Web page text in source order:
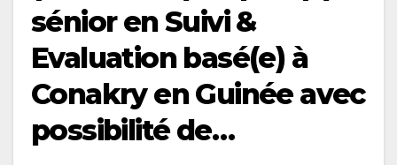
sénior en Suivi &
Evaluation basé(e) à
Conakry en Guinée avec
possibilité de…